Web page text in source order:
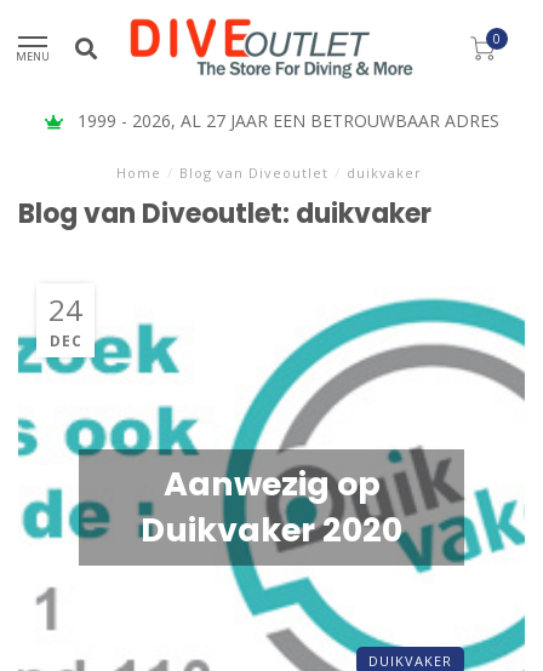
MENU
0
1999 - 2026, AL 27 JAAR EEN BETROUWBAAR ADRES
Home / Blog van Diveoutlet / duikvaker
Blog van Diveoutlet: duikvaker
24
DEC
Aanwezig op
Duikvaker 2020
DUIKVAKER